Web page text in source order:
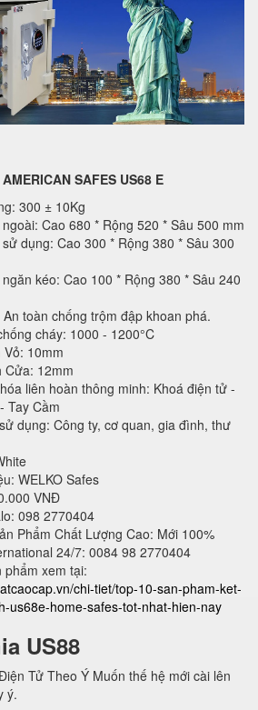
SAFES US68 E
300 ± 10Kg
Cao 680 * Rộng 520 * Sâu 500 mm
dụng: Cao 300 * Rộng 380 * Sâu 300
kéo: Cao 100 * Rộng 380 * Sâu 240
toàn chống trộm đập khoan phá.
cháy: 1000 - 1200°C
10mm
Cửa: 12mm
liên hoàn thông minh: Khoá điện tử -
Tay Cầm
dụng: Công ty, cơ quan, gia đình, thư
WELKO Safes
VNĐ
098 2770404
Phẩm Chất Lượng Cao: Mới 100%
24/7: 0084 98 2770404
phẩm xem tại:
chi-tiet/top-10-san-pham-ket-
us68e-home-safes-tot-nhat-hien-nay
US88
Tử Theo Ý Muốn thế hệ mới cài lên
ý.